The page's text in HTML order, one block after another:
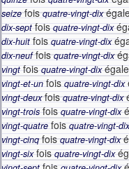
seizefoisquatre-vingt-dix
dix-sept fois quatre-vingt-dix
dix-huit fois quatre-vingt-dix
dix-neuffoisquatre-vingt-dix
vingt fois quatre-vingt-dixégale
vingt-et-un fois quatre-vingt-dix
vingt-deuxfoisquatre-vingt-dix
vingt-trois fois quatre-vingt-dix
vingt-quatre fois quatre-vingt-dix
vingt-cinqfoisquatre-vingt-dix
vingt-sixfois quatre-vingt-dix